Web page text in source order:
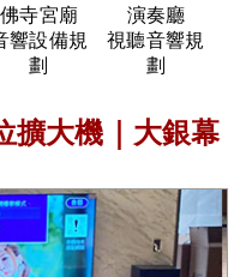
佛寺宮廟
響設備規
劃
演奏廳
視聽音響規
劃
擴大機｜大銀幕